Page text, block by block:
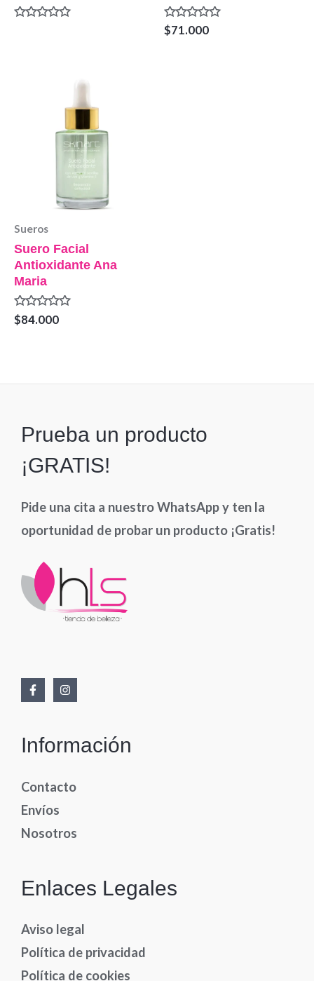
Valorado
en
$71.000
Sueros
Suero Facial
Antioxidante Ana
Maria
Valorado
en
$84.000
Prueba un producto
¡GRATIS!
Pide una cita a nuestro WhatsApp y ten la
oportunidad de probar un producto ¡Gratis!
Información
Contacto
Envíos
Nosotros
Enlaces Legales
Aviso legal
Política de privacidad
Política de cookies